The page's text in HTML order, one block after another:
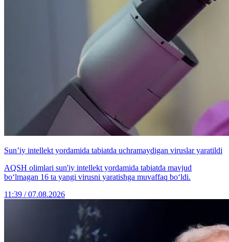
Sun’iy intellekt yordamida tabiatda uchramaydigan viruslar yaratildi
AQSH olimlari sun'iy intellekt yordamida tabiatda mavjud
bo‘lmagan 16 ta yangi virusni yaratishga muvaffaq bo‘ldi.
11:39 / 07.08.2026